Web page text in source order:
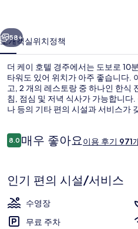
의
사
진
갤
러
리
58+
소개객실위치정책
더 케이 호텔 경주에서는 도보로 10
타워도 있어 위치가 아주 좋습니다.
고, 2 개의 레스토랑 중 하나인 한
침, 점심 및 저녁 식사가 가능합니다
나 등의 기타 편의 시설과 서비스가
이
용
기
8.010점 만점 중 8.0점.
매우 좋아요이용 후기 971
인기 편의 시설/서비스
수영장
무료 주차